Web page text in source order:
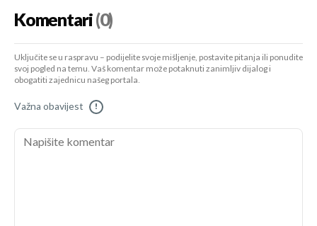
Komentari(0)
Uključite se u raspravu – podijelite svoje mišljenje, postavite pitanja ili ponudite
svoj pogled na temu. Vaš komentar može potaknuti zanimljiv dijalog i
obogatiti zajednicu našeg portala.
Važna obavijest !